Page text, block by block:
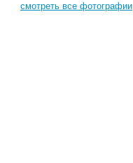
смотреть все фотографии